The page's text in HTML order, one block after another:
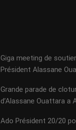
Giga meeting de
Président Alassane
Grande parade de
d’Alassane Ouattara a
Ado Président 20/20